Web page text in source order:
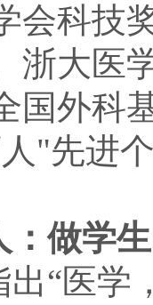
会科技
浙大医
国外科
"先进
：做学
出“医学